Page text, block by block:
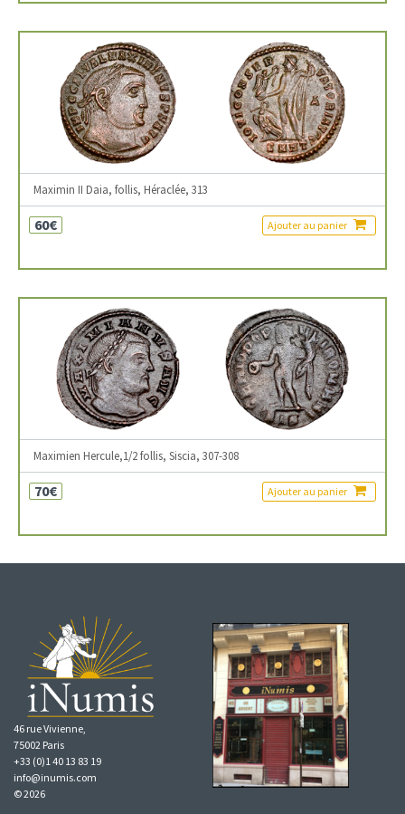
Maximin II Daia, follis, Héraclée, 313
60€ Ajouter au panier
Maximien Hercule,1/2 follis, Siscia, 307-308
70€ Ajouter au panier
46 rue Vivienne,
75002 Paris
+33 (0)1 40 13 83 19
info@inumis.com
© 2026